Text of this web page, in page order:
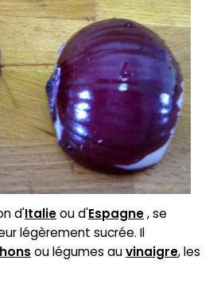
d'Italieou d'Espagne, se
légèrement sucrée. Il
ou légumes auvinaigre, les